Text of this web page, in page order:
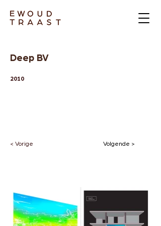
Deep BV
2010
< Vorige Volgende >